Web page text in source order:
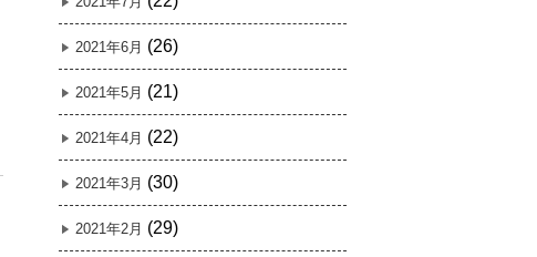
2021年6月 (26)
2021年5月 (21)
2021年4月 (22)
2021年3月 (30)
2021年2月 (29)